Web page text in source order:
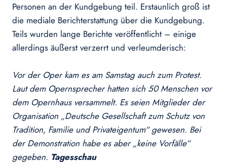
Personen an der Kundgebung teil. Erstaunlich groß ist
die mediale Berichterstattung über die Kundgebung.
Teils wurden lange Berichte veröffentlicht – einige
allerdings äußerst verzerrt und verleumderisch:
Vor der Oper kam es am Samstag auch zum Protest.
Laut dem Opernsprecher hatten sich 50 Menschen vor
dem Opernhaus versammelt. Es seien Mitglieder der
Organisation „Deutsche Gesellschaft zum Schutz von
Tradition, Familie und Privateigentum“ gewesen. Bei
der Demonstration habe es aber „keine Vorfälle“
gegeben. Tagesschau